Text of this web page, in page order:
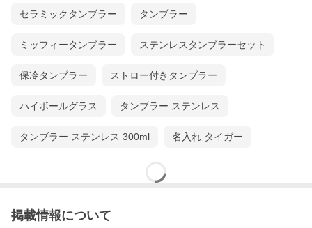
セラミックタンブラー タンブラー
ミッフィータンブラー ステンレスタンブラーセット
保冷タンブラー ストロー付きタンブラー
ハイボールグラス タンブラー ステンレス
タンブラー ステンレス 300ml 名入れ タイガー
掲載情報について